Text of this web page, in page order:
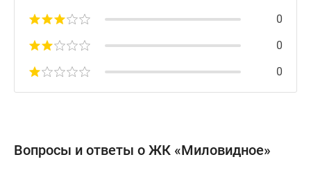
0
0
0
Вопросы и ответы о ЖК «Миловидное»